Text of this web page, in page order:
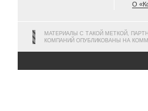
О
МАТЕРИАЛЫ С ТАКОЙ МЕТКОЙ,
КОМПАНИЙ ОПУБЛИКОВАНЫ НА